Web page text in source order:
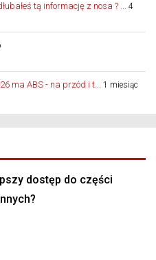
tą informację z nosa ? ...
4
ma ABS - na przód i t...
1 miesiąc
dostęp do części